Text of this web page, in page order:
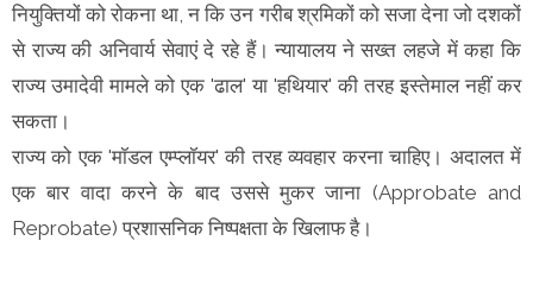
नियुक्तियों को रोकना था, न कि उन गरीब श्रमिकों को सजा देना जो दशकों
से राज्य की अनिवार्य सेवाएं दे रहे हैं। न्यायालय ने सख्त लहजे में कहा कि
राज्य उमादेवी मामले को एक 'ढाल' या 'हथियार' की तरह इस्तेमाल नहीं कर
सकता।
राज्य को एक 'मॉडल एम्प्लॉयर' की तरह व्यवहार करना चाहिए। अदालत में
एक बार वादा करने के बाद उससे मुकर जाना (Approbate and
Reprobate) प्रशासनिक निष्पक्षता के खिलाफ है।